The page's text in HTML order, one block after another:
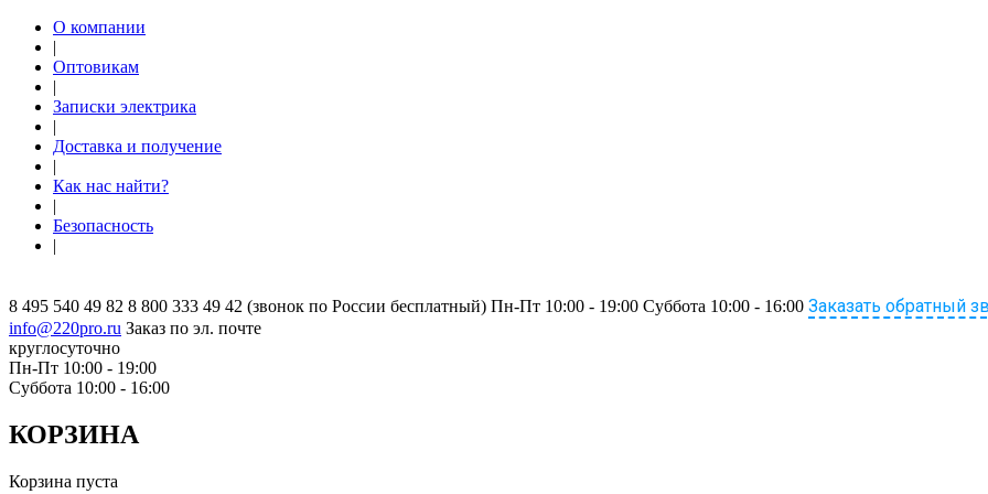
О компании
|
Оптовикам
|
Записки электрика
|
Доставка и получение
|
Как нас найти?
|
Безопасность
|
8 495 540 49 82 8 800 333 49 42 (звонок по России бесплатный) Пн-Пт 10:00 - 19:00 Суббота 10:00 - 16:00 Заказать обратный
info@220pro.ru Заказ по эл. почте
круглосуточно
Пн-Пт 10:00 - 19:00
Суббота 10:00 - 16:00
КОРЗИНА
Корзина пуста